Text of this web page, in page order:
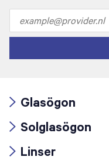
address
icon
Glasögon
icon
Solglasögon
Linser